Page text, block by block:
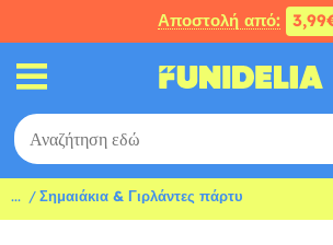
Αποστολή από:
... Σημαιάκια & Γιρλάντες πάρτυ